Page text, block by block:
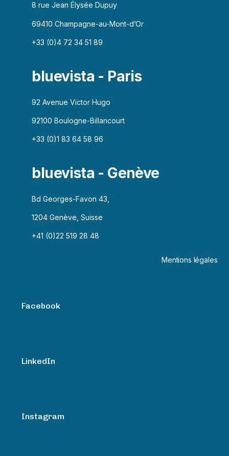
8 rue Jean Élysée Dupuy
69410 Champagne-au-Mont-d’Or
+33 (0)4 72 34 51 89
bluevista - Paris
92 Avenue Victor Hugo
92100 Boulogne-Billancourt
+33 (0)1 83 64 58 96
bluevista - Genève
Bd Georges-Favon 43,
1204 Genève, Suisse
+41 (0)22 519 28 48
Mentions légales
Facebook
LinkedIn
Instagram